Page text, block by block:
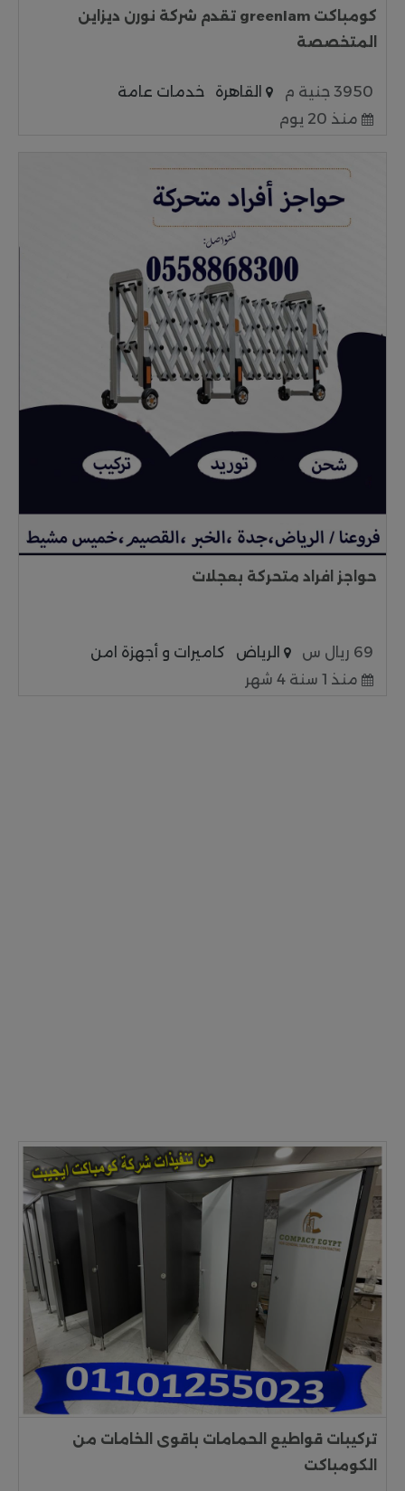
كومباكت greenlam تقدم شركة نورن ديزاين
المتخصصة
3950 جنية م القاهرة
خدمات عامة
منذ 20 يوم
حواجز افراد متحركة بعجلات
69 ريال س الرياض
كاميرات و أجهزة امن
منذ 1 سنة 4 شهر
تركيبات قواطيع الحمامات باقوى الخامات من
الكومباكت